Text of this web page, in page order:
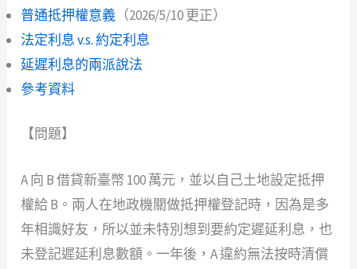
普通抵押權意義 （2026/5/10 更正）
法定利息 v.s. 約定利息
延遲利息的兩派說法
參考資料
【問題】
A 向 B 借貸新臺幣 100 萬元，並以自己土地設定抵押
權給 B。兩人在地政機關做抵押權登記時，因為是多
年相識好友，所以並未特別想到要約定遲延利息，也
未登記遲延利息數額。一年後，A 違約無法按時清償